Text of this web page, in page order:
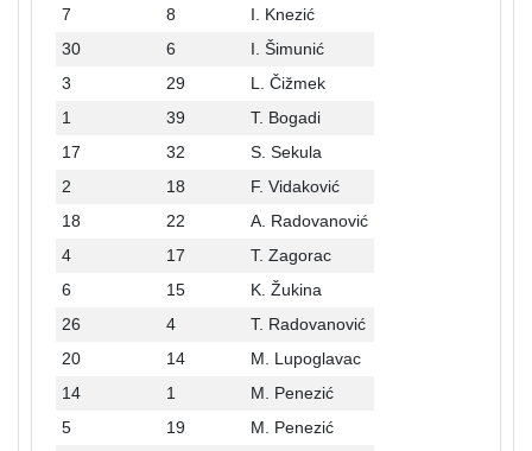
7
8
I. Knezić
30
6
I. Šimunić
3
29
L. Čižmek
1
39
T. Bogadi
17
32
S. Sekula
2
18
F. Vidaković
18
22
A. Radovanović
4
17
T. Zagorac
6
15
K. Žukina
26
4
T. Radovanović
20
14
M. Lupoglavac
14
1
M. Penezić
5
19
M. Penezić